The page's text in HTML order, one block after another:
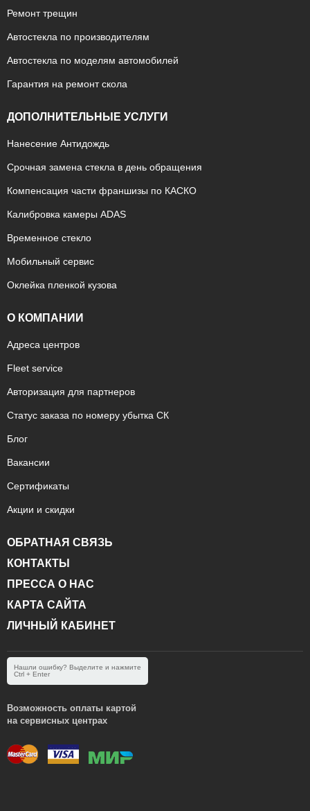
Ремонт трещин
Автостекла по производителям
Автостекла по моделям автомобилей
Гарантия на ремонт скола
ДОПОЛНИТЕЛЬНЫЕ УСЛУГИ
Нанесение Антидождь
Срочная замена стекла в день обращения
Компенсация части франшизы по КАСКО
Калибровка камеры ADAS
Временное стекло
Мобильный сервис
Оклейка пленкой кузова
О КОМПАНИИ
Адреса центров
Fleet service
Авторизация для партнеров
Статус заказа по номеру убытка СК
Блог
Вакансии
Сертификаты
Акции и скидки
ОБРАТНАЯ СВЯЗЬ
КОНТАКТЫ
ПРЕССА О НАС
КАРТА САЙТА
ЛИЧНЫЙ КАБИНЕТ
Нашли ошибку? Выделите и нажмите
Ctrl + Enter
Возможность оплаты картой
на сервисных центрах